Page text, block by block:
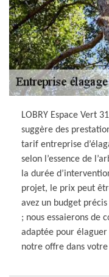
LOBRY Espace Vert
suggère des
tarif entreprise
selon l’essence de
la durée
projet, le prix peut
avez un budget
; nous essaierons de
adaptée pour élaguer
notre offre dans